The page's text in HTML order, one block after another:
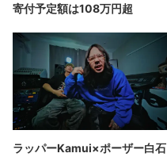
寄付予定額は108万円超
ラッパーKamui×ポーザー白石